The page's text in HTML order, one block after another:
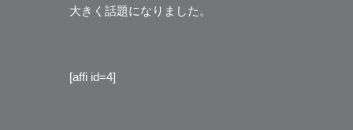
大きく話題になりました。
[affi id=4]